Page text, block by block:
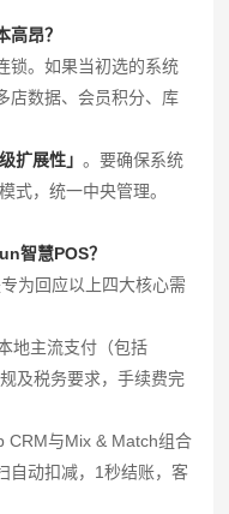
昂？
锁。如果当初选的系统
店数据、会员积分、库
扩展性」。要确保系统
式，统一中央管理。
智慧POS？
为回应以上四大核心需
地主流支付（包括
及税务要求，手续费完
CRM与Mix & Match组合
自动扣减，1秒结账，客